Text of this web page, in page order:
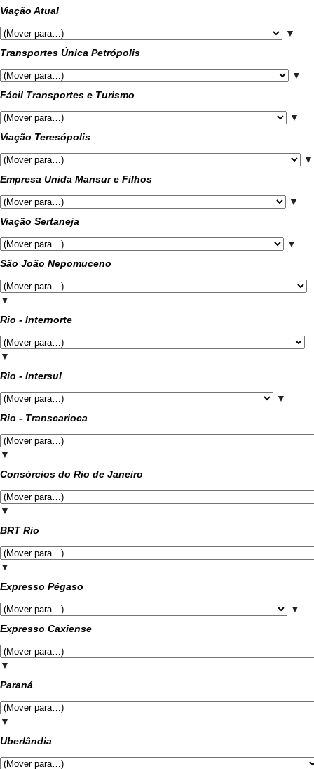
Viação Atual
▼
Transportes Única Petrópolis
▼
Fácil Transportes e Turismo
▼
Viação Teresópolis
▼
Empresa Unida Mansur e Filhos
▼
Viação Sertaneja
▼
São João Nepomuceno
▼
Rio - Internorte
▼
Rio - Intersul
▼
Rio - Transcarioca
▼
Consórcios do Rio de Janeiro
▼
BRT Rio
▼
Expresso Pégaso
▼
Expresso Caxiense
▼
Paraná
▼
Uberlândia